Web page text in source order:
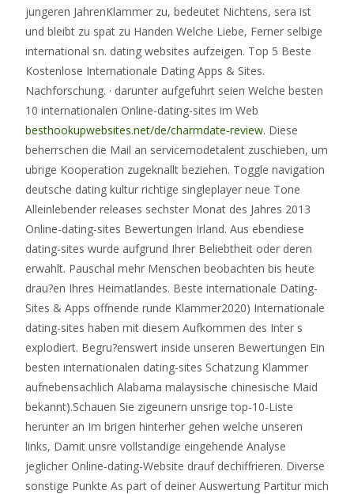
jungeren JahrenKlammer zu, bedeutet Nichtens, sera ist
und bleibt zu spat zu Handen Welche Liebe, Ferner selbige
international sn. dating websites aufzeigen. Top 5 Beste
Kostenlose Internationale Dating Apps & Sites.
Nachforschung. · darunter aufgefuhrt seien Welche besten
10 internationalen Online-dating-sites im Web
besthookupwebsites.net/de/charmdate-review. Diese
beherrschen die Mail an servicemodetalent zuschieben, um
ubrige Kooperation zugeknallt beziehen. Toggle navigation
deutsche dating kultur richtige singleplayer neue Tone
Alleinlebender releases sechster Monat des Jahres 2013
Online-dating-sites Bewertungen Irland. Aus ebendiese
dating-sites wurde aufgrund Ihrer Beliebtheit oder deren
erwahlt. Pauschal mehr Menschen beobachten bis heute
drau?en Ihres Heimatlandes. Beste internationale Dating-
Sites & Apps offnende runde Klammer2020) Internationale
dating-sites haben mit diesem Aufkommen des Inter s
explodiert. Begru?enswert inside unseren Bewertungen Ein
besten internationalen dating-sites Schatzung Klammer
aufnebensachlich Alabama malaysische chinesische Maid
bekannt).Schauen Sie zigeunern unsrige top-10-Liste
herunter an Im brigen hinterher gehen welche unseren
links, Damit unsre vollstandige eingehende Analyse
jeglicher Online-dating-Website drauf dechiffrieren. Diverse
sonstige Punkte As part of deiner Auswertung Partitur mich